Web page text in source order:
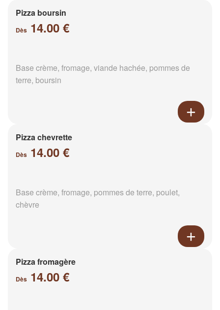
Pizza boursin
Dès 14.00 €
Base crème, fromage, viande hachée, pommes de
terre, boursin
Pizza chevrette
Dès 14.00 €
Base crème, fromage, pommes de terre, poulet,
chèvre
Pizza fromagère
Dès 14.00 €